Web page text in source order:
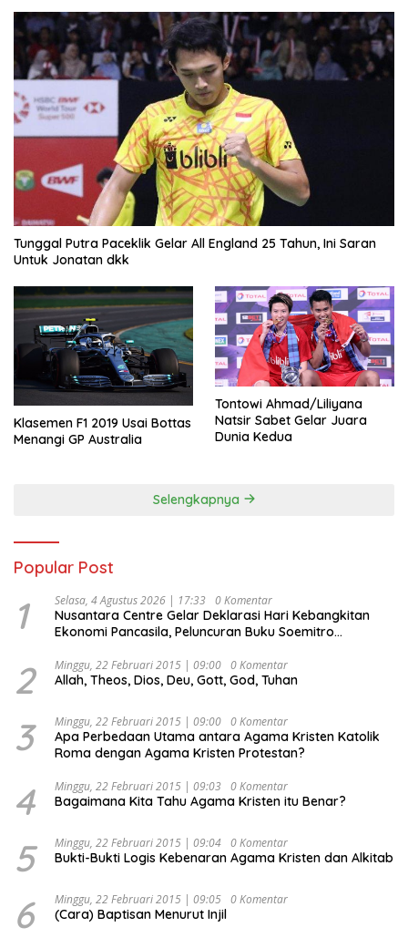
Tunggal Putra Paceklik Gelar All England 25 Tahun, Ini Saran
Untuk Jonatan dkk
Klasemen F1 2019 Usai Bottas
Menangi GP Australia
Tontowi Ahmad/Liliyana
Natsir Sabet Gelar Juara
Dunia Kedua
Selengkapnya
Popular Post
1 Selasa, 4 Agustus 2026 | 17:33 0 Komentar
Nusantara Centre Gelar Deklarasi Hari Kebangkitan
Ekonomi Pancasila, Peluncuran Buku Soemitro
Ekonomi Politik Indonesia) & Simposium Nasional
“Urgensi Undang-Undang Perekonomian Nasional dan
Indonesia Emas 2045”,
2 Minggu, 22 Februari 2015 | 09:00 0 Komentar
Allah, Theos, Dios, Deu, Gott, God, Tuhan
3 Minggu, 22 Februari 2015 | 09:00 0 Komentar
Apa Perbedaan Utama antara Agama Kristen Katolik
Roma dengan Agama Kristen Protestan?
4 Minggu, 22 Februari 2015 | 09:03 0 Komentar
Bagaimana Kita Tahu Agama Kristen itu Benar?
5 Minggu, 22 Februari 2015 | 09:04 0 Komentar
Bukti-Bukti Logis Kebenaran Agama Kristen dan Alkitab
6 Minggu, 22 Februari 2015 | 09:05 0 Komentar
(Cara) Baptisan Menurut Injil